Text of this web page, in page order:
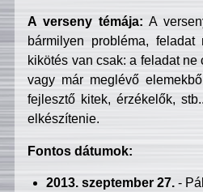
A verseny témája: A
bármilyen probléma, feladat
kikötés van csak: a feladat
vagy már meglévő
fejlesztő kitek, érzékelők,
elkészítenie.
Fontos dátumok:
2013. szeptember 27.-